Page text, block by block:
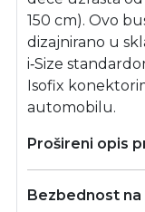
150 cm). Ovo
dizajnirano u
i‑Size
Isofix
automobilu.
Prošireni opis
Bezbednost